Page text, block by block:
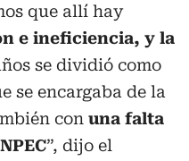
que allí hay
e ineficiencia, y la
se dividió como
se encargaba de la
con una falta
”, dijo el